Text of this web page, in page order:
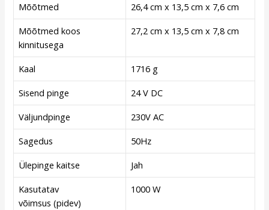
Mõõtmed
26,4 cm x 13,5 cm x 7,6 cm
Mõõtmed koos
kinnitusega
27,2 cm x 13,5 cm x 7,8 cm
Kaal
1716 g
Sisend pinge
24 V DC
Väljundpinge
230V AC
Sagedus
50Hz
Ülepinge kaitse
Jah
Kasutatav
võimsus (pidev)
1000 W